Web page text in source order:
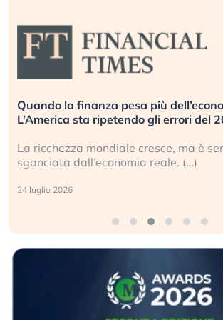
Quando la finanza pesa più
L’America sta ripetendo gli errori del
La ricchezza mondiale cresce, ma è
sganciata dall’economia reale. (…)
24 luglio 2026